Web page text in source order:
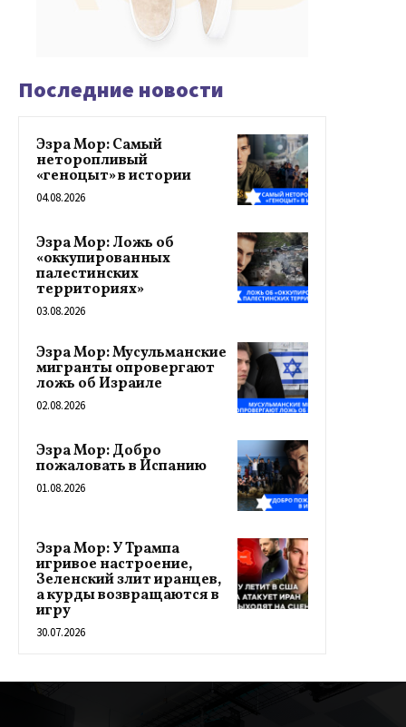
Последние новости
Эзра Мор: Самый
неторопливый
«геноцыт» в истории
04.08.2026
Эзра Мор: Ложь об
«оккупированных
палестинских
территориях»
03.08.2026
Эзра Мор: Мусульманские
мигранты опровергают
ложь об Израиле
02.08.2026
Эзра Мор: Добро
пожаловать в Испанию
01.08.2026
Эзра Мор: У Трампа
игривое настроение,
Зеленский злит иранцев,
а курды возвращаются в
игру
30.07.2026